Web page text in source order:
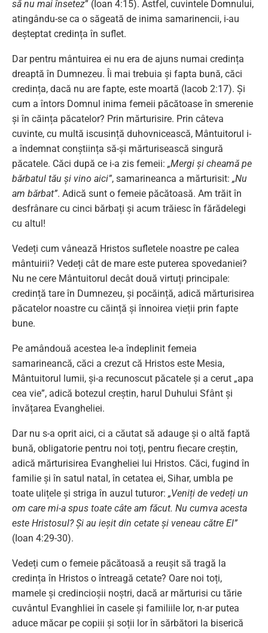
să nu mai însetez” (Ioan 4:15). Astfel, cuvintele Domnului,
atingându-se ca o săgeată de inima samarinencii, i-au
deșteptat credința în suflet.
Dar pentru mântuirea ei nu era de ajuns numai credința
dreaptă în Dumnezeu. Îi mai trebuia și fapta bună, căci
credința, dacă nu are fapte, este moartă (Iacob 2:17). Și
cum a întors Domnul inima femeii păcătoase în smerenie
și în căința păcatelor? Prin mărturisire. Prin câteva
cuvinte, cu multă iscusință duhovnicească, Mântuitorul i-
a îndemnat conștiința să-și mărturisească singură
păcatele. Căci după ce i-a zis femeii: „Mergi și cheamă pe
bărbatul tău și vino aici”, samarineanca a mărturisit: „Nu
am bărbat”. Adică sunt o femeie păcătoasă. Am trăit în
desfrânare cu cinci bărbați și acum trăiesc în fărădelegi
cu altul!
Vedeți cum vânează Hristos sufletele noastre pe calea
mântuirii? Vedeți cât de mare este puterea spovedaniei?
Nu ne cere Mântuitorul decât două virtuți principale:
credință tare în Dumnezeu, și pocăință, adică mărturisirea
păcatelor noastre cu căință și înnoirea vieții prin fapte
bune.
Pe amândouă acestea le-a îndeplinit femeia
samarineancă, căci a crezut că Hristos este Mesia,
Mântuitorul lumii, și-a recunoscut păcatele și a cerut „apa
cea vie”, adică botezul creștin, harul Duhului Sfânt și
învățarea Evangheliei.
Dar nu s-a oprit aici, ci a căutat să adauge și o altă faptă
bună, obligatorie pentru noi toți, pentru fiecare creștin,
adică mărturisirea Evangheliei lui Hristos. Căci, fugind în
familie și în satul natal, în cetatea ei, Sihar, umbla pe
toate ulițele și striga în auzul tuturor: „Veniți de vedeți un
om care mi-a spus toate câte am făcut. Nu cumva acesta
este Hristosul? Și au ieșit din cetate și veneau către El”
(Ioan 4:29-30).
Vedeți cum o femeie păcătoasă a reușit să tragă la
credința în Hristos o întreagă cetate? Oare noi toți,
mamele și credincioșii noștri, dacă ar mărturisi cu tărie
cuvântul Evanghliei în casele și familiile lor, n-ar putea
aduce măcar pe copiii și soții lor în sărbători la biserică